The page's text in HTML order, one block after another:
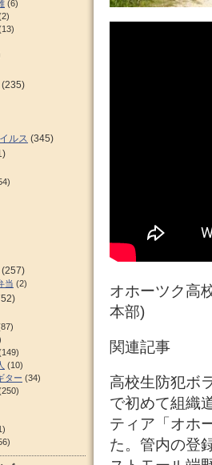
オホーツク高
本部)
関連記事
高校生防犯ボ
で初めて組織
ティア「オホ
た。管内の登
(6)
(235)
ルス (345)
(257)
当 (2)
(10)
ター (34)